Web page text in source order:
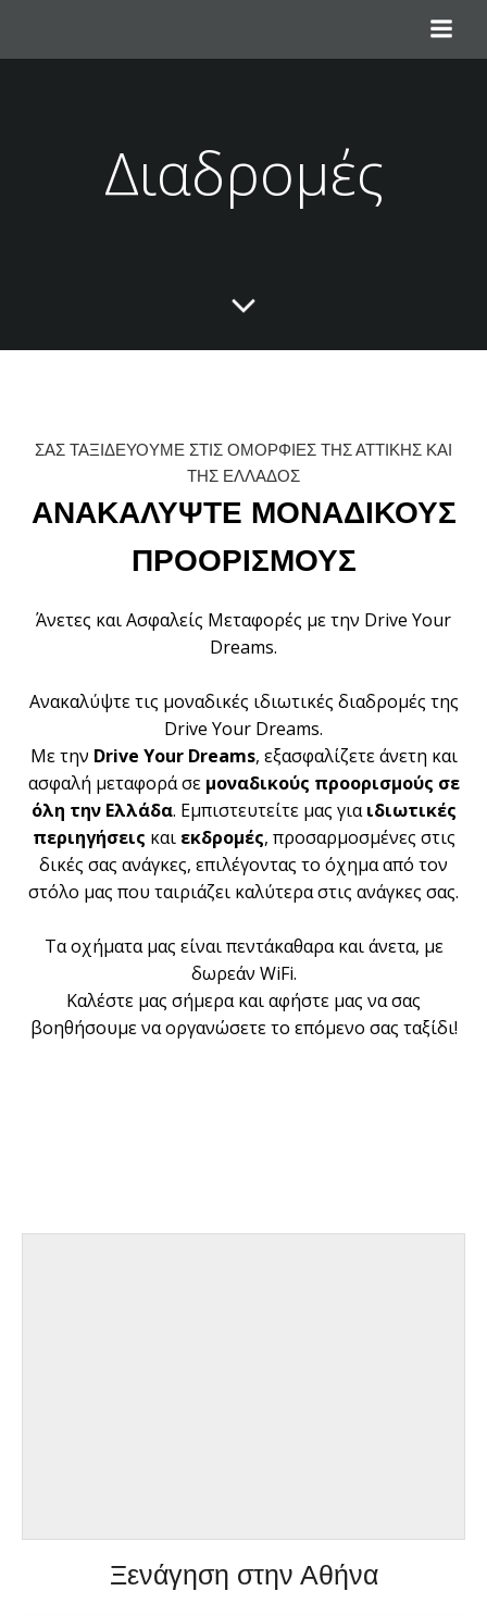
Διαδρομές
ΣΑΣ ΤΑΞΙΔΕΎΟΥΜΕ ΣΤΙΣ ΟΜΟΡΦΙΈΣ ΤΗΣ ΑΤΤΙΚΉΣ ΚΑΙ
ΤΗΣ ΕΛΛΆΔΟΣ​
ΑΝΑΚΑΛΥΨΤΕ ΜΟΝΑΔΙΚΟΥΣ
ΠΡΟΟΡΙΣΜΟΥΣ
Άνετες και Ασφαλείς Μεταφορές με την Drive Your
Dreams.
Ανακαλύψτε τις μοναδικές ιδιωτικές διαδρομές της
Drive Your Dreams.
Με την Drive Your Dreams, εξασφαλίζετε άνετη και
ασφαλή μεταφορά σε μοναδικούς προορισμούς σε
όλη την Ελλάδα. Εμπιστευτείτε μας γιαιδιωτικές
περιηγήσεις και εκδρομές, προσαρμοσμένες στις
δικές σας ανάγκες, επιλέγοντας το όχημα από τον
στόλο μας που ταιριάζει καλύτερα στις ανάγκες σας.
Τα οχήματα μας είναι πεντάκαθαρα και άνετα, με
δωρεάν WiFi.
Καλέστε μας σήμερα και αφήστε μας να σας
βοηθήσουμε να οργανώσετε το επόμενο σας ταξίδι!
Ξενάγηση στην Αθήνα